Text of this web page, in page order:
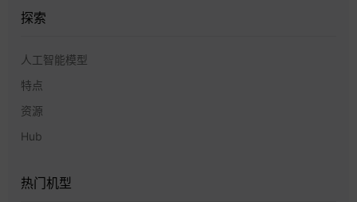
探索
人工智能模型
特点
资源
Hub
热门机型